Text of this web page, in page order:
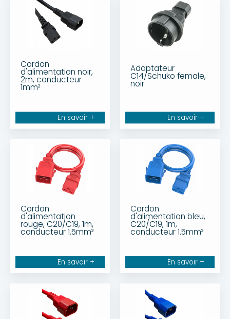
Cordon
d'alimentation noir,
2m, conducteur
1mm²
En savoir +
Adaptateur
C14/Schuko female,
noir
En savoir +
Cordon
d'alimentation
rouge, C20/C19, 1m,
conducteur 1.5mm²
En savoir +
Cordon
d'alimentation bleu,
C20/C19, 1m,
conducteur 1.5mm²
En savoir +